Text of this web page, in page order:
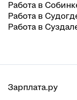
Работа в
Работа в
Работа в
Зарплата.ру